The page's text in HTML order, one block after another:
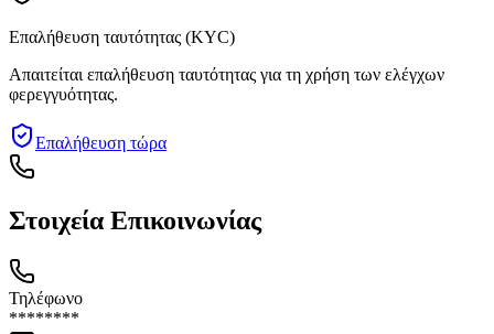
Επαλήθευση ταυτότητας (KYC)
Απαιτείται επαλήθευση ταυτότητας για τη χρήση των ελέγχων
φερεγγυότητας.
Επαλήθευση τώρα
Στοιχεία Επικοινωνίας
Τηλέφωνο
********